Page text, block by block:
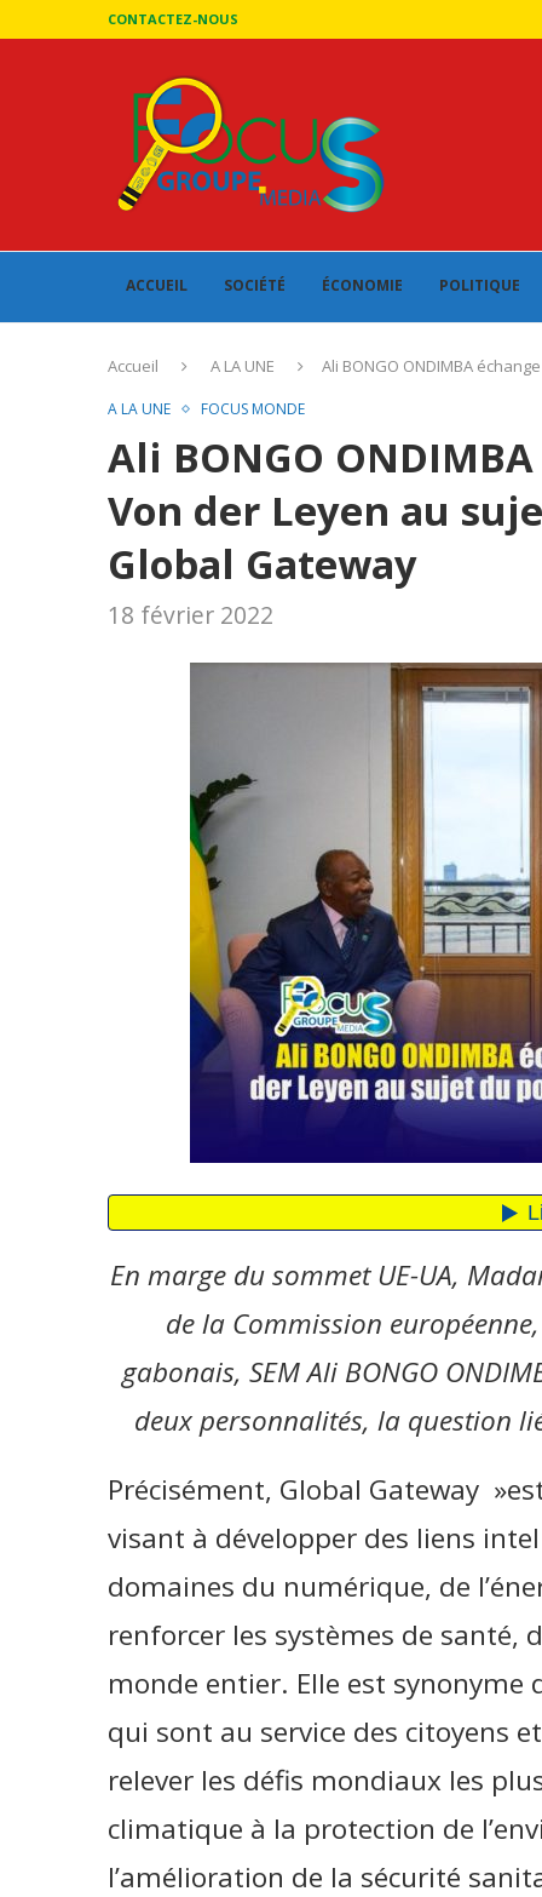
CONTACTEZ-NOUS
ACCUEIL SOCIÉTÉ ÉCONOMIE POLITIQUE
Accueil A LA UNE Ali BONGO ONDIMBA
A LA UNE FOCUS MONDE
Ali BONGO
Von der Leyen au
Global Gateway
18 février 2022
En marge du sommet UE-UA,
de la Commission
gabonais, SEM Ali BONGO
deux personnalités, la question
Précisément, Global Gateway
visant à développer des liens
domaines du numérique, de
renforcer les systèmes de santé,
monde entier. Elle est synonyme
qui sont au service des citoyens
relever les défis mondiaux les
climatique à la protection de
l’amélioration de la sécurité